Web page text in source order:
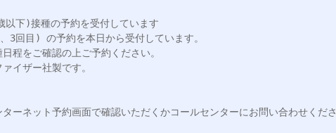
以下)接種の予約を受付しています
3回目) の予約を本日から受付しています。
程をご確認の上ご予約ください。
イザー社製です。
ーネット予約画面で確認いただくかコールセンターにお問い合わせくださ